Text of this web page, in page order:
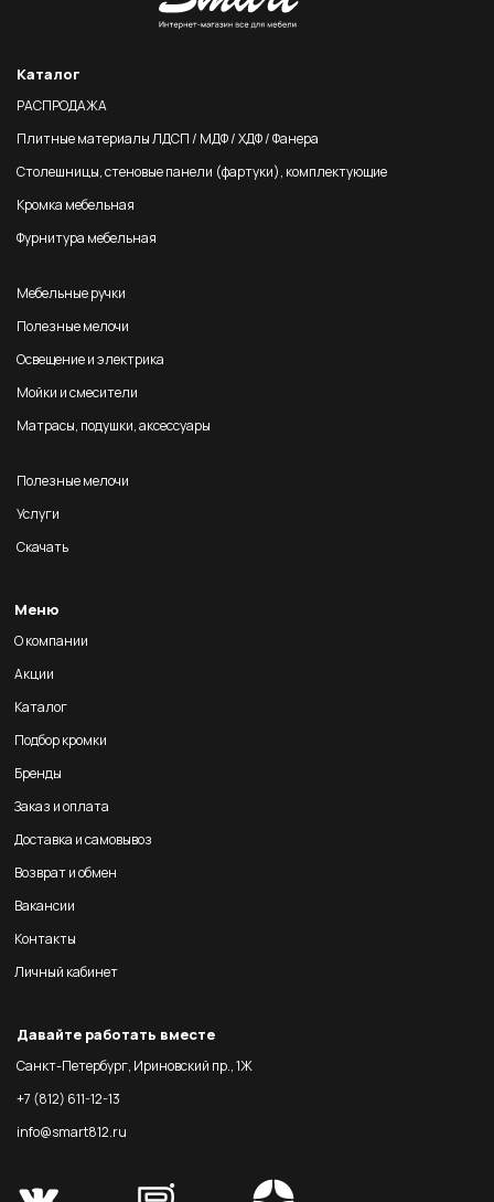
Каталог
РАСПРОДАЖА
Плитные материалы ЛДСП / МДФ / ХДФ / Фанера
Столешницы, стеновые панели (фартуки), комплектующие
Кромка мебельная
Фурнитура мебельная
Мебельные ручки
Полезные мелочи
Освещение и электрика
Мойки и смесители
Матрасы, подушки, аксессуары
Полезные мелочи
Услуги
Скачать
Меню
О компании
Акции
Каталог
Подбор кромки
Бренды
Заказ и оплата
Доставка и самовывоз
Возврат и обмен
Вакансии
Контакты
Личный кабинет
Давайте работать вместе
Санкт-Петербург, Ириновский пр., 1Ж
+7 (812) 611-12-13
info@smart812.ru